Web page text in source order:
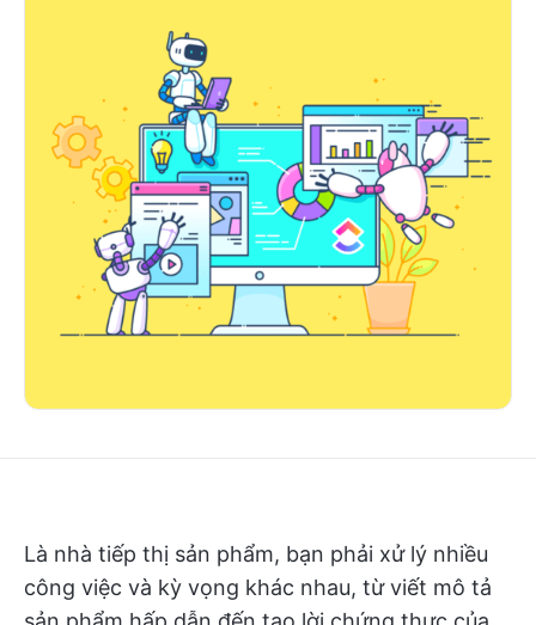
Là nhà tiếp thị sản phẩm, bạn phải xử lý nhiều
công việc và kỳ vọng khác nhau, từ viết mô tả